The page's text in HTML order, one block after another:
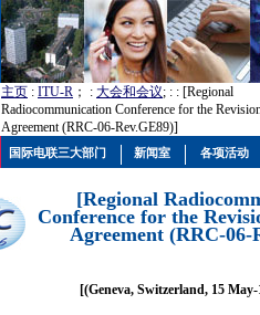
主页 : ITU-R ； : 大会和会议; : : [Regional
Radiocommunication Conference for the
Agreement (RRC-06-Rev.GE89)]
[Regional
Conference for the
Agreement (RRC-06-
[(Geneva, Switzerland, 15
国际电联三大部门 新闻室 各项活动